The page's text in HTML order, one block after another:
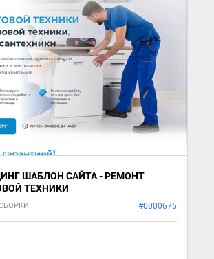
ШАБЛОН САЙТА - РЕМОНТ
ТЕХНИКИ
#0000675